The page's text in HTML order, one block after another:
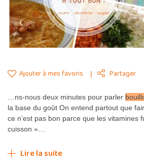
Ajouter à mes favoris Partager
…ns-nous deux minutes pour parler
la base du goût On entend partout que
ce n’est pas bon parce que les vitamines
cuisson »…
Lire la suite